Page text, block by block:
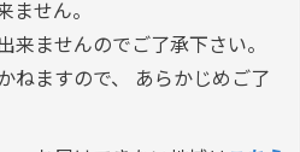
せん。
来ませんのでご了承下さい。
ねますので、 あらかじめご了